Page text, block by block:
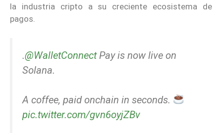
la industria cripto a su creciente ecosistema de
pagos.
.@WalletConnectPay is now live on
Solana.
A coffee, paid onchain in seconds.
pic.twitter.com/gvn6oyjZBv